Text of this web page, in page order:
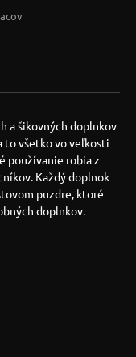
a šikovných doplnkov
to všetko vo veľkosti
používanie robia z
Každý doplnok
puzdre, ktoré
doplnkov.